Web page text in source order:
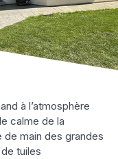
à l’atmosphère
calme de la
main des grandes
tuiles